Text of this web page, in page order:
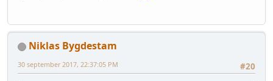
Niklas Bygdestam
#20
30 september 2017, 22:37:05 PM